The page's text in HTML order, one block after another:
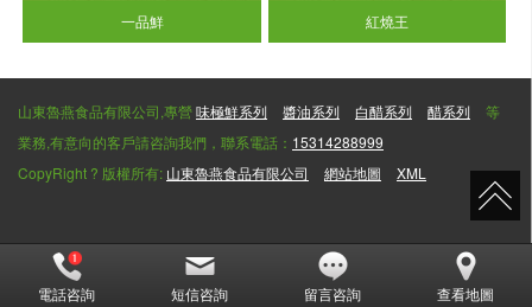
一品鮮 紅燒王
山東魯燕食品有限公司,專營味極鮮系列 醬油系列 白醋系列 醋系列
等
業務,有意向的客戶請咨詢我們，聯系電話： 15314288999
CopyRight ? 版權所有: 山東魯燕食品有限公司 網站地圖 XML
電話咨詢 短信咨詢 留言咨詢 查看地圖
天堂社区